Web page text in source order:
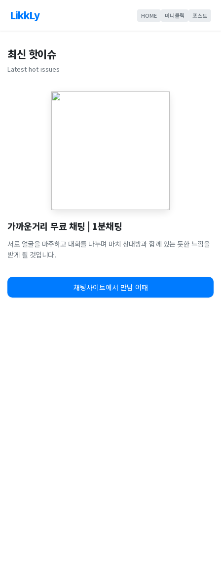
LikkLy HOME 머니클릭 포스트
최신 핫이슈
Latest hot issues
가까운거리 무료 채팅 | 1분채팅
서로 얼굴을 마주하고 대화를 나누며 마치 상대방과 함께 있는 듯한 느낌을
받게 될 것입니다.
채팅사이트에서 만남 어때